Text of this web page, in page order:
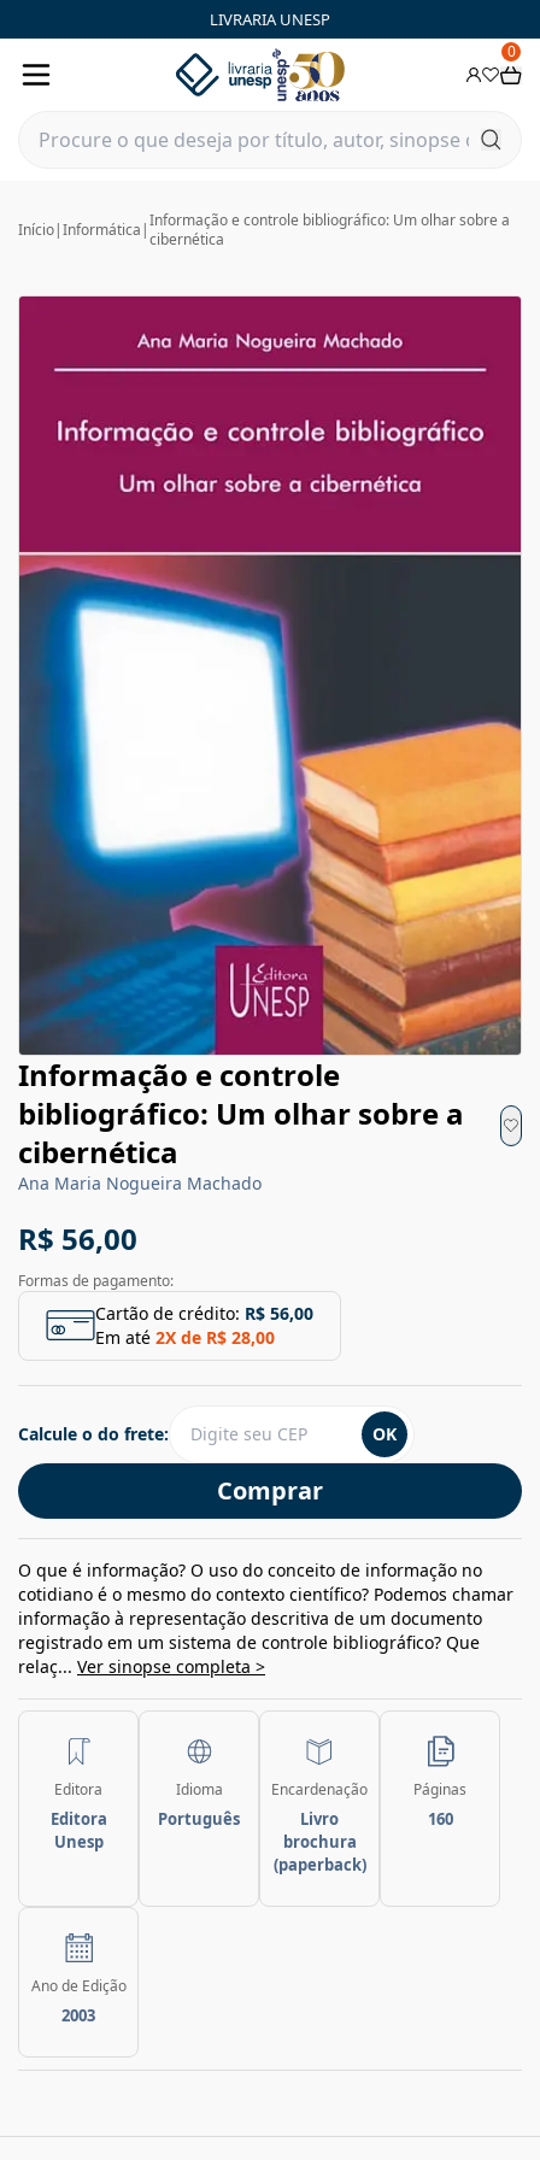
LIVRARIA UNESP
0
Início|Informática |Informação e controle bibliográfico: Um olhar sobre a
cibernética
Informação e controle
bibliográfico: Um olhar sobre a
cibernética
Ana Maria Nogueira Machado
R$ 56,00
Formas de pagamento:
Cartão de crédito: R$ 56,00
Em até 2X de R$ 28,00
Comprar
Calcule o do frete: OK
O que é informação? O uso do conceito de informação no
cotidiano é o mesmo do contexto científico? Podemos chamar
informação à representação descritiva de um documento
registrado em um sistema de controle bibliográfico? Que
relaç... Ver sinopse completa >
Editora
Editora
Unesp
Idioma
Português
Encardenação
Livro
brochura
(paperback)
Páginas
160
Ano de Edição
2003